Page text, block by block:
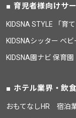
育児者様向けサ
KIDSNA STYLE 「育
KIDSNAシッター ベ
KIDSNA園ナビ 保育
ホテル業界・飲
おもてなしHR 宿泊